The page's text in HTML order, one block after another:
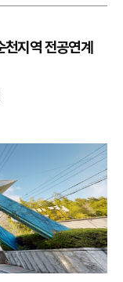
지역 전공연계